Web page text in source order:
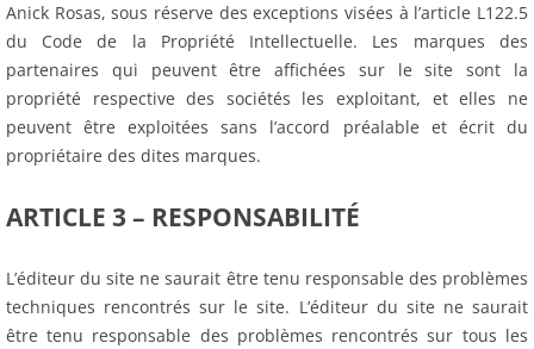
Anick Rosas, sous réserve des exceptions visées à l’article L122.5
du Code de la Propriété Intellectuelle. Les marques des
partenaires qui peuvent être affichées sur le site sont la
propriété respective des sociétés les exploitant, et elles ne
peuvent être exploitées sans l’accord préalable et écrit du
propriétaire des dites marques.
ARTICLE 3 – RESPONSABILITÉ
L’éditeur du site ne saurait être tenu responsable des problèmes
techniques rencontrés sur le site. L’éditeur du site ne saurait
être tenu responsable des problèmes rencontrés sur tous les